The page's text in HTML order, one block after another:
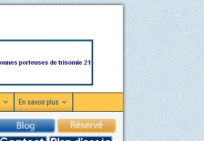
En savoir plus